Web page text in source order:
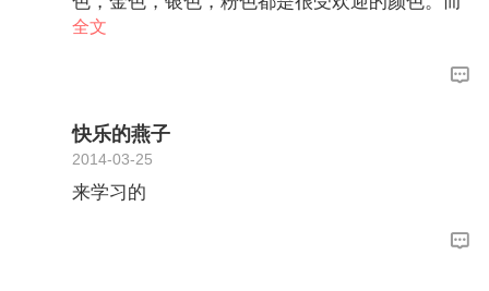
也有人婚鞋是只选择一双，就是以红色为主，这
看自己和家人有没有传统的说法，预算有限的情
的，不易太高跟，不然婚礼当天会非常累哦。
全文
快乐的燕子
2014-03-25
来学习的